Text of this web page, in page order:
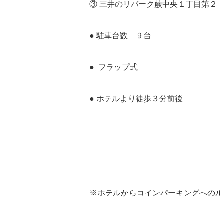
③ 三井のリパーク蕨中央１丁目第２
● 駐車台数 ９台
● フラップ式
● ホテルより徒歩３分前後
※ホテルからコインパーキングへの